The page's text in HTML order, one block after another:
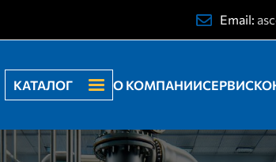
Email:
КАТАЛОГ О КОМПАНИИСЕРВИС